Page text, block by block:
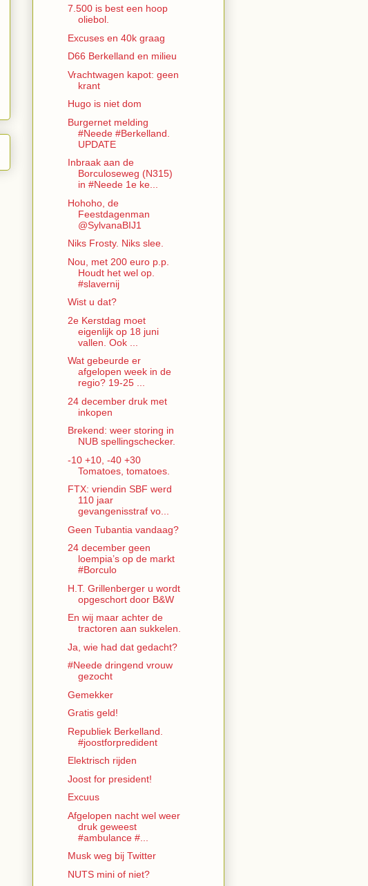
7.500 is best een hoop
oliebol.
Excuses en 40k graag
D66 Berkelland en milieu
Vrachtwagen kapot: geen
krant
Hugo is niet dom
Burgernet melding
#Neede #Berkelland.
UPDATE
Inbraak aan de
Borculoseweg (N315)
in #Neede 1e ke...
Hohoho, de
Feestdagenman
@SylvanaBIJ1
Niks Frosty. Niks slee.
Nou, met 200 euro p.p.
Houdt het wel op.
#slavernij
Wist u dat?
2e Kerstdag moet
eigenlijk op 18 juni
vallen. Ook ...
Wat gebeurde er
afgelopen week in de
regio? 19-25 ...
24 december druk met
inkopen
Brekend: weer storing in
NUB spellingschecker.
-10 +10, -40 +30
Tomatoes, tomatoes.
FTX: vriendin SBF werd
110 jaar
gevangenisstraf vo...
Geen Tubantia vandaag?
24 december geen
loempia’s op de markt
#Borculo
H.T. Grillenberger u wordt
opgeschort door B&W
En wij maar achter de
tractoren aan sukkelen.
Ja, wie had dat gedacht?
#Neede dringend vrouw
gezocht
Gemekker
Gratis geld!
Republiek Berkelland.
#joostforpredident
Elektrisch rijden
Joost for president!
Excuus
Afgelopen nacht wel weer
druk geweest
#ambulance #...
Musk weg bij Twitter
NUTS mini of niet?